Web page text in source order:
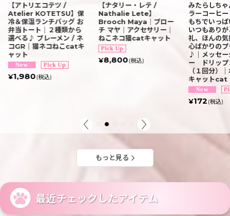
【アトリエコテツ /
Atelier KOTETSU】保
冷＆保温ランチバッグ お
弁当トート｜２種類から
選べる♪ ブレーメン / ネ
コGR｜猫ネコねこcatキ
ャット
¥1,980(税込)
【ナタリー・レテ /
Nathalie Lete】
Brooch Maya｜ブロー
チ マヤ｜アクセサリー｜
ねこネコ猫catキャット
¥8,800(税込)
みたらしち
ラーコーヒ
もちでいっ
いつもあり
礼、ほんの気
心ばかりの
♪｜メッセー
ー ドリップ
（１回分）
キャットcat
¥172 (税込)
もっと見る
最近チェックしたアイテム